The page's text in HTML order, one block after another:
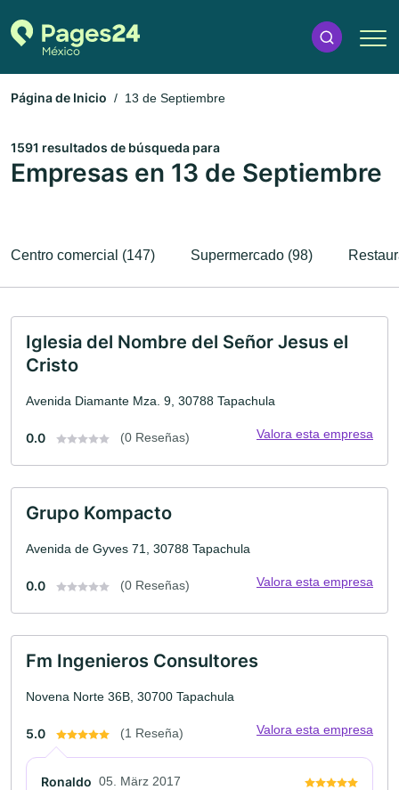
Página de Inicio 13 de Septiembre
1591 resultados de búsqueda para
Empresas en 13 de Septiembre
Centro comercial (147) Supermercado (98)
Iglesia del Nombre del Señor Jesus el
Cristo
Avenida Diamante Mza. 9, 30788 Tapachula
0.0 (0 Reseñas) Valora esta empresa
Grupo Kompacto
Avenida de Gyves 71, 30788 Tapachula
0.0 (0 Reseñas) Valora esta empresa
Fm Ingenieros Consultores
Novena Norte 36B, 30700 Tapachula
5.0 (1 Reseña) Valora esta empresa
Ronaldo 05. März 2017